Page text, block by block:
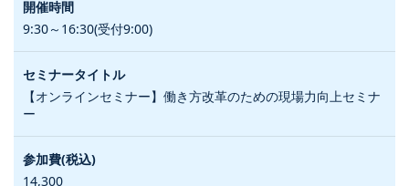
9:30～16:30(受付9:00)
【オンラインセミナー】働き方改革のための現場力向上セミナ
ー
14,300